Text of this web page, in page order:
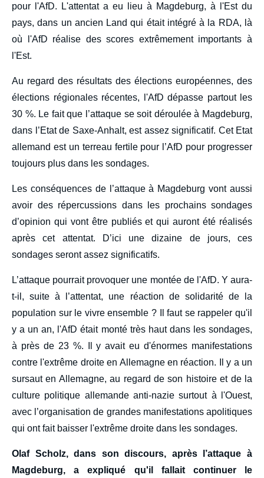
pour l'AfD. L'attentat a eu lieu à Magdeburg, à l'Est du
pays, dans un ancien Land qui était intégré à la RDA, là
où l'AfD réalise des scores extrêmement importants à
l'Est.
Au regard des résultats des élections européennes, des
élections régionales récentes, l'AfD dépasse partout les
30 %. Le fait que l’attaque se soit déroulée à Magdeburg,
dans l’Etat de Saxe-Anhalt, est assez significatif. Cet Etat
allemand est un terreau fertile pour l’AfD pour progresser
toujours plus dans les sondages.
Les conséquences de l’attaque à Magdeburg vont aussi
avoir des répercussions dans les prochains sondages
d’opinion qui vont être publiés et qui auront été réalisés
après cet attentat. D’ici une dizaine de jours, ces
sondages seront assez significatifs.
L’attaque pourrait provoquer une montée de l'AfD. Y aura-
t-il, suite à l’attentat, une réaction de solidarité de la
population sur le vivre ensemble ? Il faut se rappeler qu'il
y a un an, l'AfD était monté très haut dans les sondages,
à près de 23 %. Il y avait eu d'énormes manifestations
contre l'extrême droite en Allemagne en réaction. Il y a un
sursaut en Allemagne, au regard de son histoire et de la
culture politique allemande anti-nazie surtout à l'Ouest,
avec l’organisation de grandes manifestations apolitiques
qui ont fait baisser l'extrême droite dans les sondages.
Olaf Scholz, dans son discours, après l’attaque à
Magdeburg, a expliqué qu'il fallait continuer le